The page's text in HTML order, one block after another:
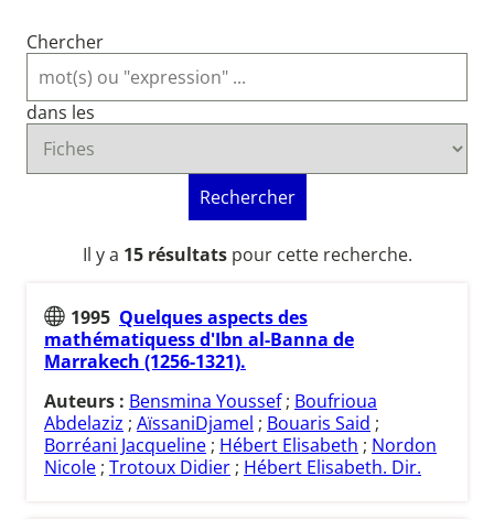
Chercher
dans les
Rechercher
Il y a 15 résultatspour cette recherche.
1995 Quelques aspects des
mathématiquess d'Ibn al-Banna de
Marrakech (1256-1321).
Auteurs : Bensmina Youssef; Boufrioua
Abdelaziz ; AïssaniDjamel ; Bouaris Said ;
Borréani Jacqueline ; Hébert Elisabeth ; Nordon
Nicole ; Trotoux Didier ; Hébert Elisabeth. Dir.